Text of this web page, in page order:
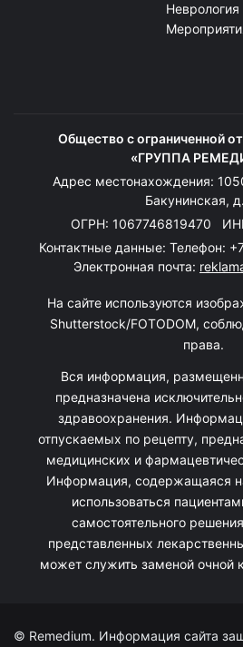
Неврология
Общество с ограниченной
«ГРУППА
Адрес местонахождения:
Бакунинская,
ОГРН: 1067746819470
Контактные данные: Телефон:
Электронная почта:
На сайте используются
Shutterstock/FOTODOM,
права.
Вся информация,
предназначена
здравоохранения.
отпускаемых по рецепту,
медицинских и
Информация, содержащаяся
использоваться
самостоятельного
представленных
может служить заменой очной
© Remedium. Информация сайта